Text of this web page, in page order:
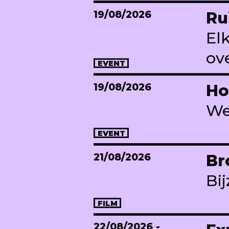
19/08/2026
EVENT
19/08/2026
EVENT
21/08/2026
FILM